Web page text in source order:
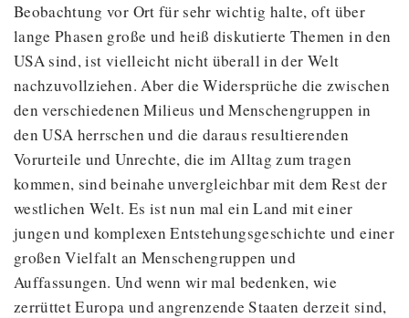
Beobachtung vor Ort für sehr wichtig halte, oft über
lange Phasen große und heiß diskutierte Themen in den
USA sind, ist vielleicht nicht überall in der Welt
nachzuvollziehen. Aber die Widersprüche die zwischen
den verschiedenen Milieus und Menschengruppen in
den USA herrschen und die daraus resultierenden
Vorurteile und Unrechte, die im Alltag zum tragen
kommen, sind beinahe unvergleichbar mit dem Rest der
westlichen Welt. Es ist nun mal ein Land mit einer
jungen und komplexen Entstehungsgeschichte und einer
großen Vielfalt an Menschengruppen und
Auffassungen. Und wenn wir mal bedenken, wie
zerrüttet Europa und angrenzende Staaten derzeit sind,